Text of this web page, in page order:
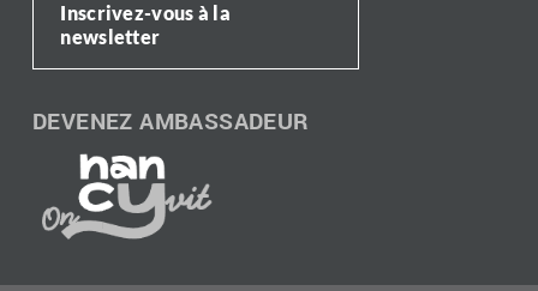
Inscrivez-vous à la
newsletter
DEVENEZ AMBASSADEUR